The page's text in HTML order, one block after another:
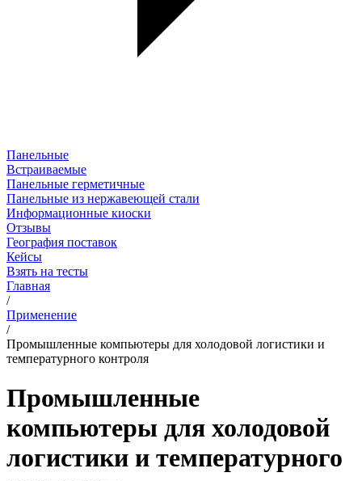
Панельные
Встраиваемые
Панельные герметичные
Панельные из нержавеющей стали
Информационные киоски
Отзывы
География поставок
Кейсы
Взять на тесты
Главная
/
Применение
/
Промышленные компьютеры для холодовой логистики и
температурного контроля
Промышленные
компьютеры для холодовой
логистики и температурного